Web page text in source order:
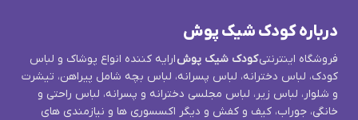
درباره کودک شیک پوش
فروشگاه اینترنتیکودک شیک پوشارایه کننده انواع پوشاک و لباس
کودک، لباس دخترانه، لباس پسرانه، لباس بچه شامل پیراهن، تیشرت
و شلوار، لباس زیر، لباس مجلسی دخترانه و پسرانه، لباس راحتی و
خانگی، جوراب، کیف و کفش و دیگر اکسسوری ها و نیازمندی های